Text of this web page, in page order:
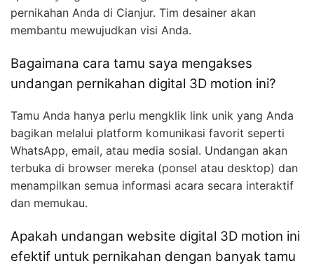
pernikahan Anda di Cianjur. Tim desainer akan
membantu mewujudkan visi Anda.
Bagaimana cara tamu saya mengakses
undangan pernikahan digital 3D motion ini?
Tamu Anda hanya perlu mengklik link unik yang Anda
bagikan melalui platform komunikasi favorit seperti
WhatsApp, email, atau media sosial. Undangan akan
terbuka di browser mereka (ponsel atau desktop) dan
menampilkan semua informasi acara secara interaktif
dan memukau.
Apakah undangan website digital 3D motion ini
efektif untuk pernikahan dengan banyak tamu